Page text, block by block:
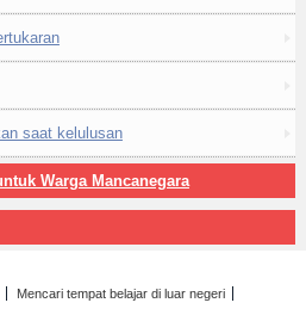
saat kelulusan
Warga Mancanegara
Mencari tempat belajar di luar negeri